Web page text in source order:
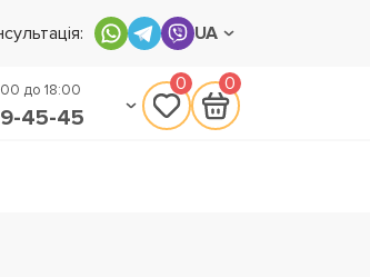
UA
до 18:00
45-45
0 0